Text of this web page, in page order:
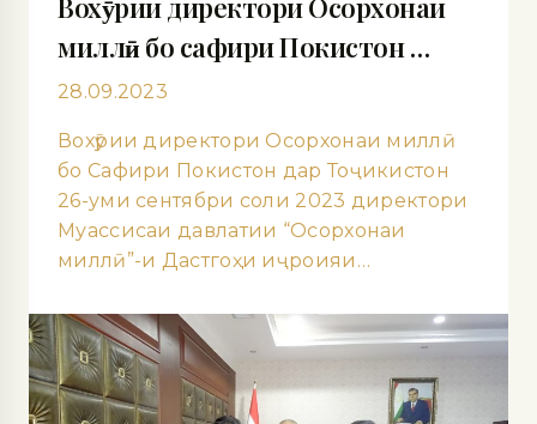
Вохӯрии директори Осорхонаи
миллӣ бо сафири Покистон …
28.09.2023
Вохӯрии директори Осорхонаи миллӣ
бо Сафири Покистон дар Тоҷикистон
26-уми сентябри соли 2023 директори
Муассисаи давлатии “Осорхонаи
миллӣ”-и Дастгоҳи иҷроияи…